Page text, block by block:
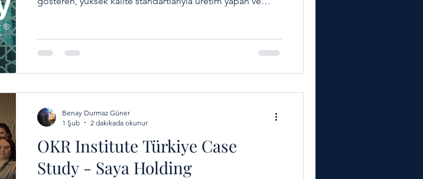
Case Study Humanis 2026 Saya Holding bünyesinde
faaliyet gösteren Humanis; Ar-Ge, üretim ve uluslararası
pazarlardaki genişleme stratejileri ile Türkiye ilaç
OKR Institute Türkiye Case
Study - Saya Holding
Benay Durmaz Güner
1 Şub
2 dakikada okunur